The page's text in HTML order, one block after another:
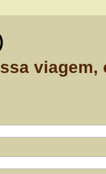
viagem,